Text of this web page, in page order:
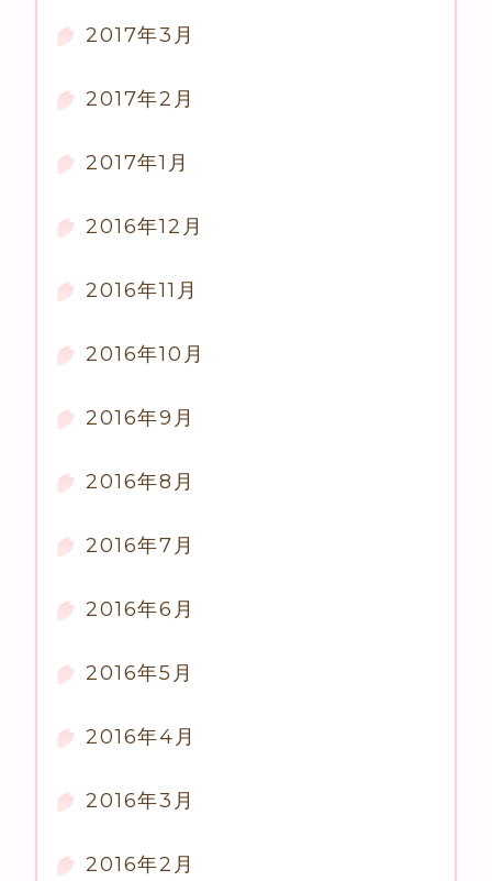
2017年3月
2017年2月
2017年1月
2016年12月
2016年11月
2016年10月
2016年9月
2016年8月
2016年7月
2016年6月
2016年5月
2016年4月
2016年3月
2016年2月